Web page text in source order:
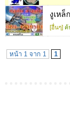
งูเหล็
[อื่นๆ] ค้
หน้า 1 จาก 1 1